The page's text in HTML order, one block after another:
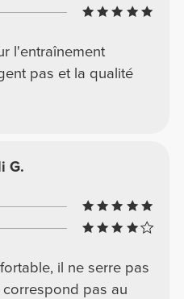
l'entraînement
pas et la qualité
G.
il ne serre pas
pas au